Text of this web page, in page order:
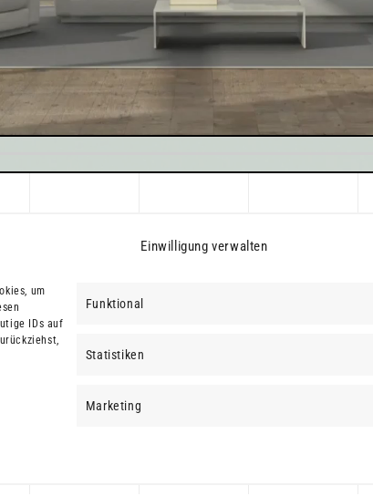
Einwilligung verwalten
um
IDs auf
Funktional
Statistiken
Marketing